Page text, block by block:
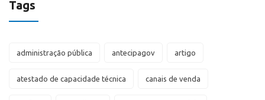
Tags
administração pública antecipagov artigo
atestado de capacidade técnica canais de venda